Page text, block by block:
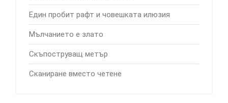
Един пробит рафт и човешката илюзия
Мълчанието е злато
Скъпоструващ метър
Сканиране вместо четене